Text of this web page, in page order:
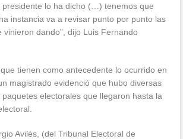
presidente lo ha dicho (…) tenemos que
instancia va a revisar punto por punto las
vinieron dando”, dijo Luis Fernando
tienen como antecedente lo ocurrido en
magistrado evidenció que hubo diversas
electorales que llegaron hasta la
Avilés, (del Tribunal Electoral de